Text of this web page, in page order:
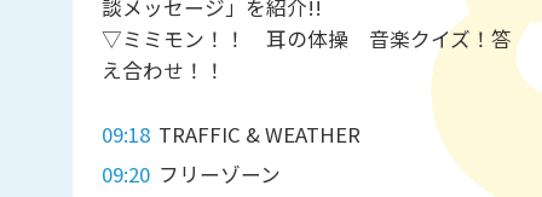
談メッセージ」を紹介!!
▽ミミモン！！ 耳の体操 音楽クイズ！答
え合わせ！！
09:18 TRAFFIC & WEATHER
09:20 フリーゾーン